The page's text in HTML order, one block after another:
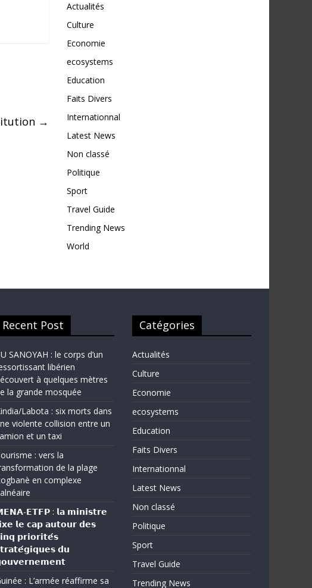
→
Actualités
Culture
Economie
ecosystems
Education
Faits Divers
Internationnal
Latest News
Non classé
Politique
Sport
Travel Guide
Trending News
World
Recent Post
SANOYAH : le corps d’un
libérien
à quelques mètres
la grande mosquée
Labota : six morts dans
violente collision entre un
et un taxi
: vers la
de la plage
en complexe
𝗘𝗧𝗙𝗣 : 𝗹𝗮 𝗺𝗶𝗻𝗶𝘀𝘁𝗿𝗲
𝗹𝗲 𝗰𝗮𝗽 𝗮𝘂𝘁𝗼𝘂𝗿 𝗱𝗲𝘀
𝗽𝗿𝗶𝗼𝗿𝗶𝘁𝗲́𝘀
𝗱𝘂
: L’armée réaffirme sa
Catégories
Actualités
Culture
Economie
ecosystems
Education
Faits Divers
Internationnal
Latest News
Non classé
Politique
Sport
Travel Guide
Trending News